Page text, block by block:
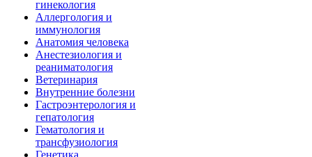
гинекология
Аллергология и
иммунология
Анатомия человека
Анестезиология и
реаниматология
Ветеринария
Внутренние болезни
Гастроэнтерология и
гепатология
Гематология и
трансфузиология
Генетика